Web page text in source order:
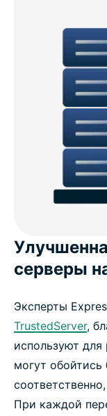
серверы
Эксперты
TrustedServer,
используют
могут
При каждой